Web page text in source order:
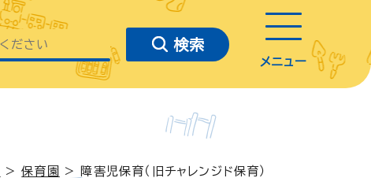
メニュー
>保育園 > 障害児保育（旧チャレンジド保育）